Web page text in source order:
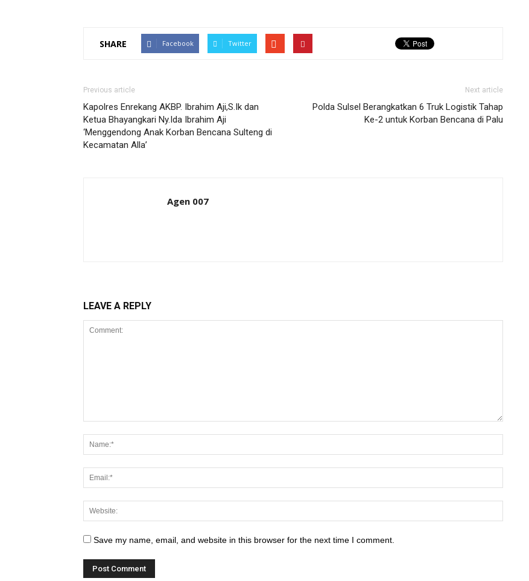
SHARE Facebook Twitter
Previous article
Kapolres Enrekang AKBP. Ibrahim Aji,S.Ik dan
Ketua Bhayangkari Ny.Ida Ibrahim Aji
‘Menggendong Anak Korban Bencana Sulteng di
Kecamatan Alla’
Next article
Polda Sulsel Berangkatkan 6 Truk Logistik Tahap
Ke-2 untuk Korban Bencana di Palu
Agen 007
LEAVE A REPLY
Save my name, email, and website in this browser for the next time I comment.